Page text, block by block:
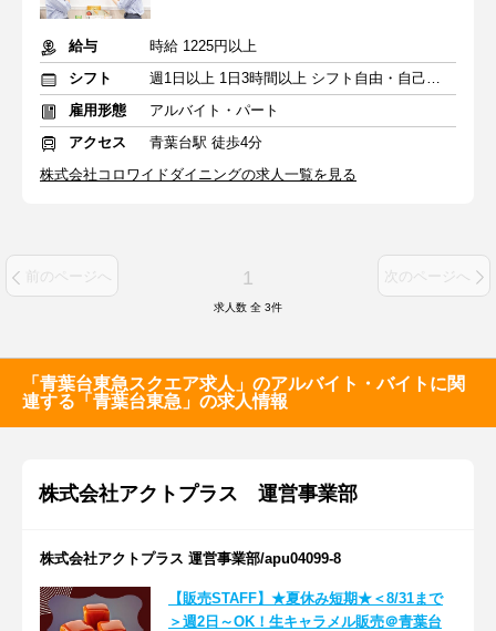
給与
時給 1225円以上
シフト
週1日以上 1日3時間以上 シフト自由・自己申告
雇用形態
アルバイト・パート
アクセス
青葉台駅 徒歩4分
株式会社コロワイドダイニングの求人一覧を見る
前のページへ 1 次のページへ
求人数 全 3件
「青葉台東急スクエア求人」のアルバイト・バイトに関
連する「青葉台東急」の求人情報
株式会社アクトプラス 運営事業部
株式会社アクトプラス 運営事業部/apu04099-8
【販売STAFF】★夏休み短期★＜8/31まで
＞週2日～OK！生キャラメル販売＠青葉台